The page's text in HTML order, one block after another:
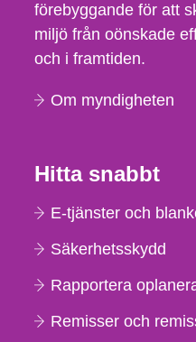
förebyggande för att
miljö från oönskade
och i framtiden.
Om myndigheten
Hitta snabbt
E-tjänster och
Säkerhetsskydd
Rapportera
Remisser och